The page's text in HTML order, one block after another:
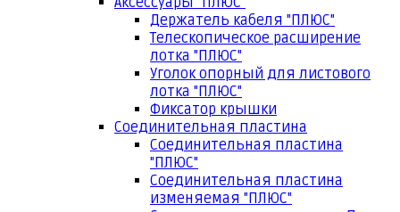
Держатель кабеля "ПЛЮС"
Телескопическое расширение
лотка "ПЛЮС"
Уголок опорный для листового
лотка "ПЛЮС"
Фиксатор крышки
Соединительная пластина
Соединительная пластина
"ПЛЮС"
Соединительная пластина
изменяемая "ПЛЮС"